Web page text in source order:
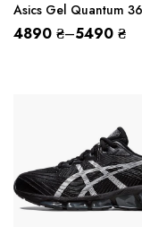
Asics Gel Quantum
4890 ₴–5490 ₴